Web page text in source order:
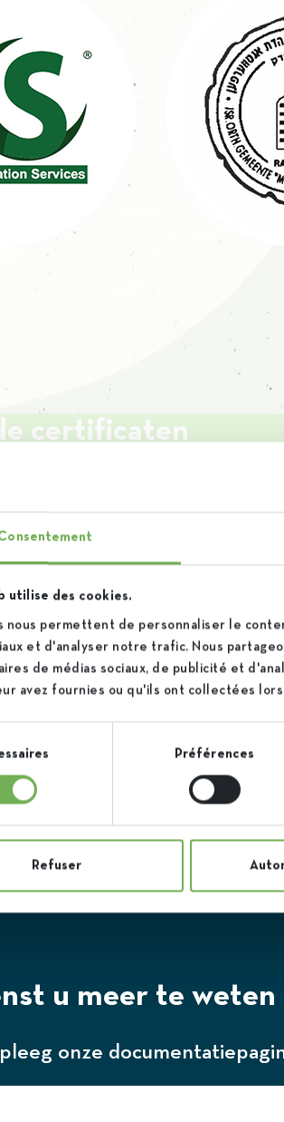
utilise des cookies.
nous permettent de personnaliser le
et d'analyser notre trafic. Nous
de médias sociaux, de publicité et
avez fournies ou qu'ils ont collectées
Préférences
Refuser
certificaten
Download
Download
u meer te
onze